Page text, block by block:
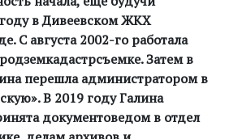
в Дивеевском ЖКХ
С августа 2002-го работала
Затем в
перешла администратором в
В 2019 году Галина
документоведом в отдел